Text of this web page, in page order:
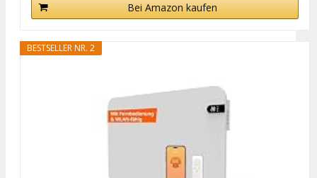
Bei Amazon kaufen
BESTSELLER NR. 2